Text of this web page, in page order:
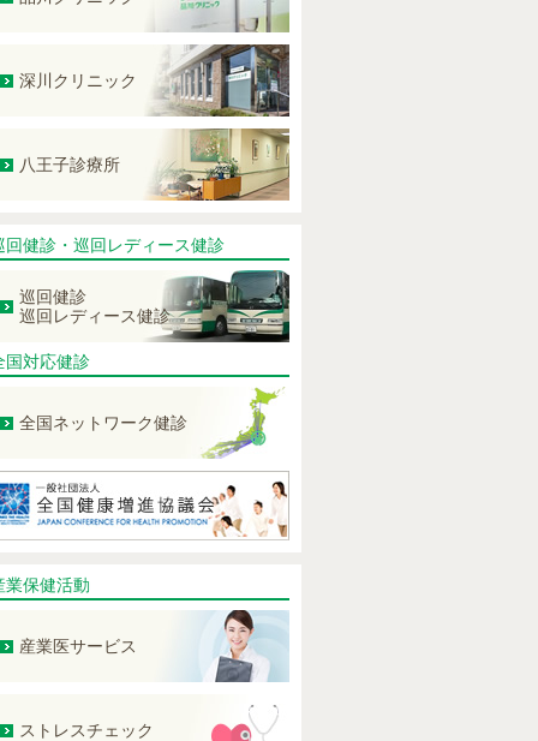
深川クリニック
八王子診療所
回健診・巡回レディース健診
巡回健診
巡回レディース健診
国対応健診
全国ネットワーク健診
業保健活動
産業医サービス
ストレスチェック